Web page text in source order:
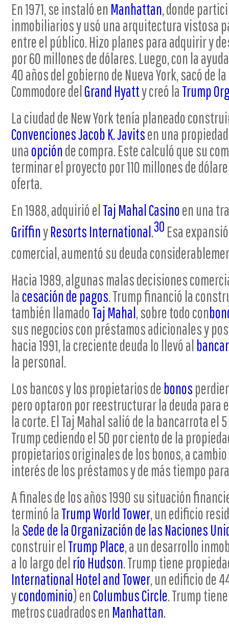
En 1971, se instaló en Manhattan, donde
inmobiliarios y usó una arquitectura vistosa
entre el público. Hizo planes para adquirir y
por 60 millones de dólares. Luego, con la
40 años del gobierno de Nueva York, sacó de
Commodore del Grand Hyatty creó la Trump
La ciudad de New York tenía planeado
Convenciones Jacob K. Javitsen una
una opciónde compra. Este calculó que su
terminar el proyecto por 110 millones de
oferta.
En 1988, adquirió el Taj Mahal Casinoen una
GriffinyResorts International.30 Esa
comercial, aumentó su deuda
Hacia 1989, algunas malas decisiones
la cesación de pagos. Trump financió la
también llamadoTaj Mahal, sobre todo con
sus negocios con préstamos adicionales y
hacia 1991, la creciente deuda lo llevó al
la personal.
Los bancos y los propietarios de bonos
pero optaron por reestructurar la deuda para
la corte. El Taj Mahal salió de la bancarrota el
Trump cediendo el 50 por ciento de la
propietarios originales de los bonos, a
interés de los préstamos y de más tiempo
A finales de los años 1990 su situación
terminó la Trump World Tower, un edificio
la Sede de la Organización de las Naciones
construir elTrump Place, a un desarrollo
a lo largo del río Hudson. Trump tiene
International Hotel and Tower, un edificio de
ycondominio) enColumbus Circle. Trump
metros cuadrados en Manhattan.